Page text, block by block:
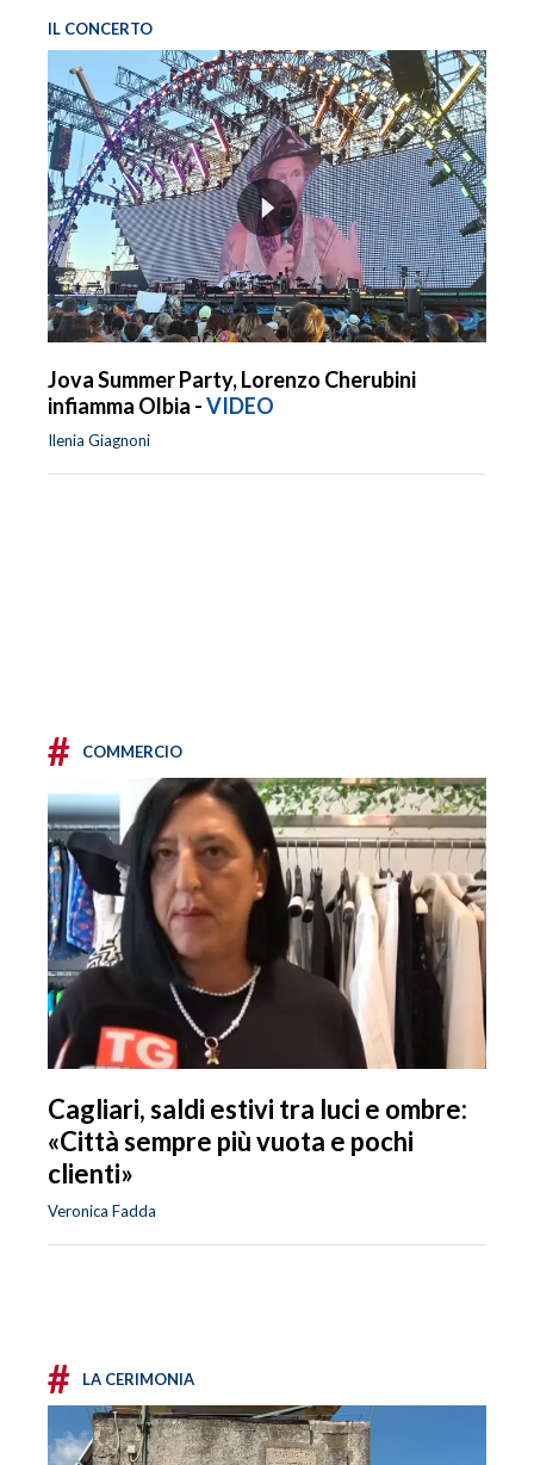
IL CONCERTO
Jova Summer Party, Lorenzo Cherubini
infiamma Olbia -VIDEO
Ilenia Giagnoni
# COMMERCIO
Cagliari, saldi estivi tra luci e ombre:
«Città sempre più vuota e pochi
clienti»
Veronica Fadda
# LA CERIMONIA